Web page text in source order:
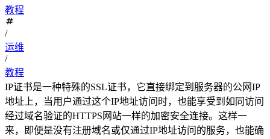
教程
/
运维
/
教程
IP证书是一种特殊的SSL证书，它直接绑定到服务器的公网IP
地址上，当用户通过这个IP地址访问时，也能享受到如同访问
经过域名验证的HTTPS网站一样的加密安全连接。这样一
来，即便是没有注册域名或仅通过IP地址访问的服务，也能确